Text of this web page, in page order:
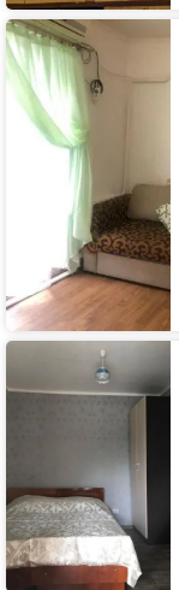
Гостевой
дом
На
Зеленой
Гостевой
У